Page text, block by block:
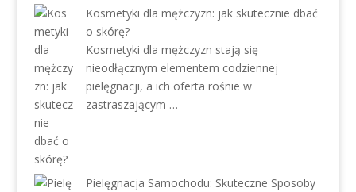
Kosmetyki dla mężczyzn: jak skutecznie dbać
o skórę?
Kosmetyki dla mężczyzn stają się
nieodłącznym elementem codziennej
pielęgnacji, a ich oferta rośnie w
zastraszającym …
Pielęgnacja Samochodu: Skuteczne Sposoby